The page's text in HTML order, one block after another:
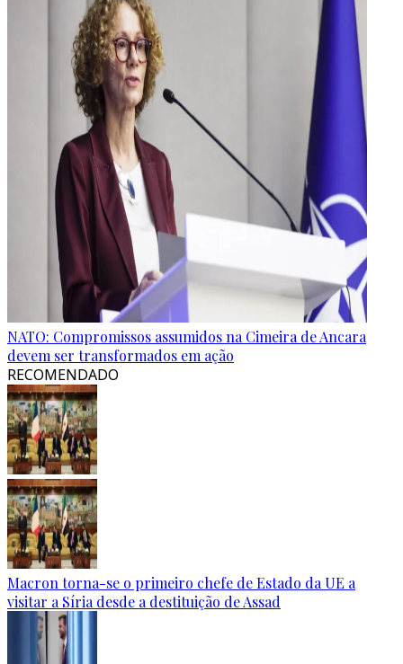
NATO: Compromissos assumidos na Cimeira de Ancara
devem ser transformados em ação
RECOMENDADO
Macron torna-se o primeiro chefe de Estado da UE a
visitar a Síria desde a destituição de Assad